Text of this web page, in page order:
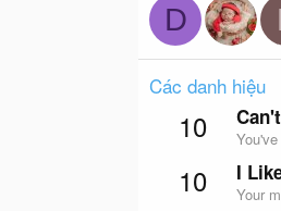
D
Các danh hiệu
10
10 I
Your